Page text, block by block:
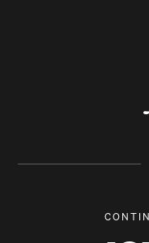
NOME E
POSTA